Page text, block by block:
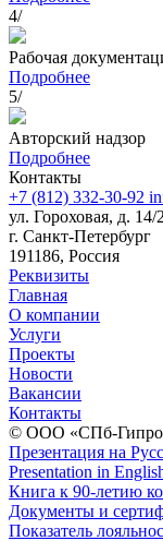
4/
Рабочая
Подробнее
5/
Авторский надзор
Подробнее
Контакты
+7 (812) 332-30-92
ул. Гороховая, д. 14/
г. Санкт-Петербург
191186, Россия
Реквизиты
Главная
О компании
Услуги
Проекты
Новости
Вакансии
Контакты
© ООО «СПб-
Презентация на
Presentation in
Книга к 90-летию
Документы и
Показатель